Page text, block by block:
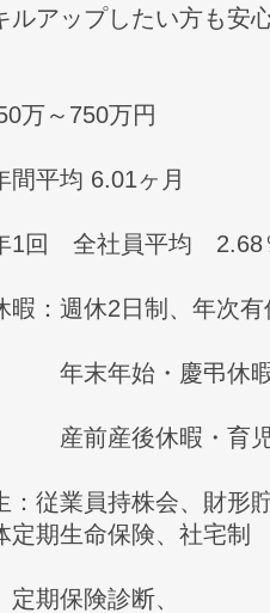
ルアップしたい方も安
万～750万円
平均 6.01ヶ月
1回 全社員平均 2.68
：週休2日制、年次
・慶弔休暇ほか
休暇・育児休暇
従業員持株会、財形
定期生命保険、社宅制
期保険診断、